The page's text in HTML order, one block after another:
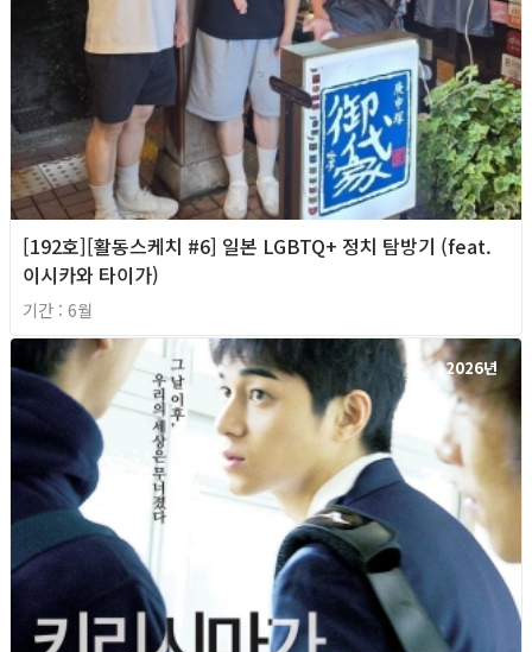
[192호][활동스케치 #6] 일본 LGBTQ+ 정치 탐방기 (feat.
이시카와 타이가)
기간 : 6월
2026년